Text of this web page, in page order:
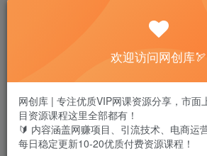
美尊-抖音直播运营千川系统课：直播​
欢迎访问网创库🏹
网创库 | 专注优质VIP网课资源分享，市面
目资源课程这里全部都有！
🔰 内容涵盖网赚项目、引流技术、电商运
每日稳定更新10-20优质付费资源课程！